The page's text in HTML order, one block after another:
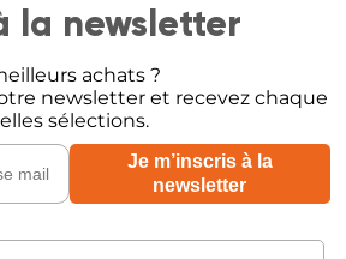
la newsletter
achats ?
newsletter et recevez chaque
sélections.